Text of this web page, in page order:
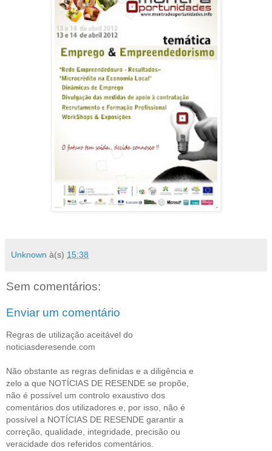
Unknown à(s) 15:38
Sem comentários:
Enviar um comentário
Regras de utilização aceitável do
noticiasderesende.com
Não obstante as regras definidas e a diligência e
zelo a que NOTÍCIAS DE RESENDE se propõe,
não é possível um controlo exaustivo dos
comentários dos utilizadores e, por isso, não é
possível a NOTÍCIAS DE RESENDE garantir a
correção, qualidade, integridade, precisão ou
veracidade dos referidos comentários.